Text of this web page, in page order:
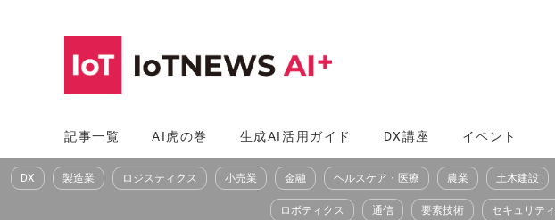
へ
ス
記事一覧 AI虎の巻 生成AI活用ガイド DX講座 イベント
DX 製造業 ロジスティクス 小売業 金融 ヘルスケア・医療 農業 土木建設
ロボティクス 通信 要素技術 セキュリティ